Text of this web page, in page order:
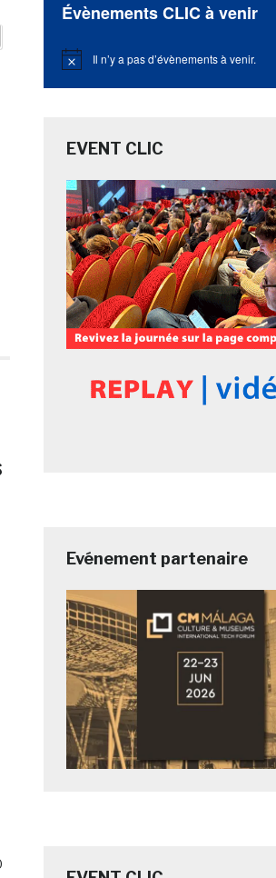
Évènements CLIC à venir
Notice Il n’y a pas d’évènements à venir.
EVENT CLIC
Evénement partenaire